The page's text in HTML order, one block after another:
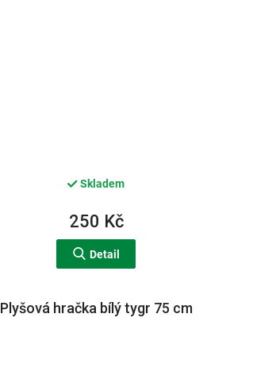
Skladem
250 Kč
Detail
Plyšová hračka bílý tygr 75 cm